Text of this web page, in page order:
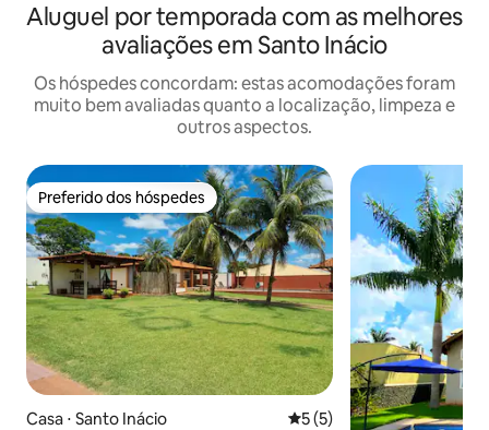
Aluguel por temporada com as melhores
avaliações em Santo Inácio
Os hóspedes concordam: estas acomodações foram
muito bem avaliadas quanto a localização, limpeza e
outros aspectos.
Preferido dos hóspedes
Preferido dos hóspedes
Casa ⋅ Santo Inácio 5 de uma avaliação média
5 (5)